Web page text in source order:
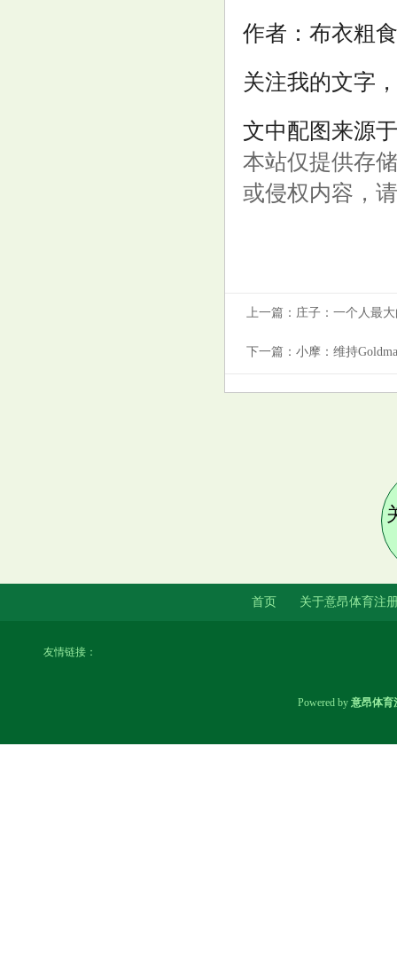
作者：布衣粗
关注我的文字
文中配图来源
本站仅提供存
或侵权内容，
上一篇： 庄子：一个人最
下一篇： 小摩：维持
首页 关于意昂体育注
友情链接：
Powered by 意昂体育